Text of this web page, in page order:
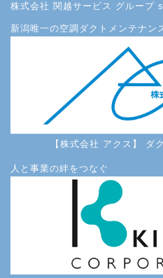
株式会社 関越サービス グループ
新潟唯一の空調ダクトメンテナン
【株式会社 アクス】 ダ
人と事業の絆をつなぐ